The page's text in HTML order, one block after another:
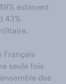
estiment
43%
Français
seule fois
des